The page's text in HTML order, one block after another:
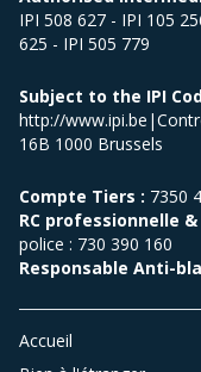
IPI 508 627 - IPI 105
625 - IPI 505 779
Subject to the IPI
http://
16B 1000 Brussels
Compte Tiers : 7350
RC professionnelle
police : 730 390 160
Responsable Anti-
Accueil